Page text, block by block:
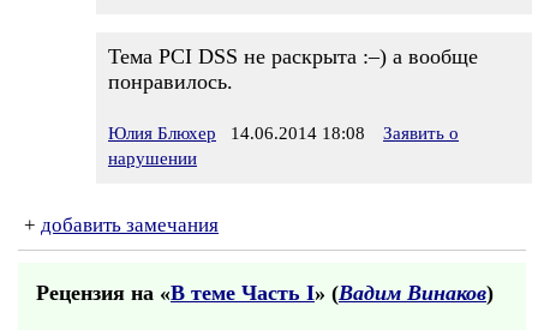
Тема PCI DSS не раскрыта :–) а вообще
понравилось.
Юлия Блюхер 14.06.2014 18:08
Заявить о
нарушении
+ добавить замечания
Рецензия на «В теме Часть I» (Вадим Винаков)